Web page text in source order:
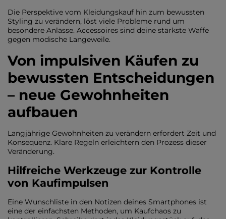
Die Perspektive vom Kleidungskauf hin zum bewussten
Styling zu verändern, löst viele Probleme rund um
besondere Anlässe. Accessoires sind deine stärkste Waffe
gegen modische Langeweile.
Von impulsiven Käufen zu
bewussten Entscheidungen
– neue Gewohnheiten
aufbauen
Langjährige Gewohnheiten zu verändern erfordert Zeit und
Konsequenz. Klare Regeln erleichtern den Prozess dieser
Veränderung.
Hilfreiche Werkzeuge zur Kontrolle
von Kaufimpulsen
Eine Wunschliste in den Notizen deines Smartphones ist
eine der einfachsten Methoden, um Kaufchaos zu